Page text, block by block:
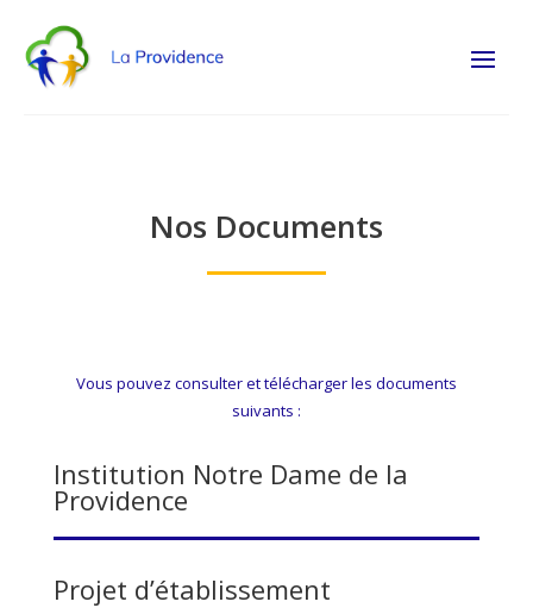
Nos Documents
Vous pouvez consulter et télécharger les documents
suivants :
Institution Notre Dame de la
Providence
Projet d’établissement